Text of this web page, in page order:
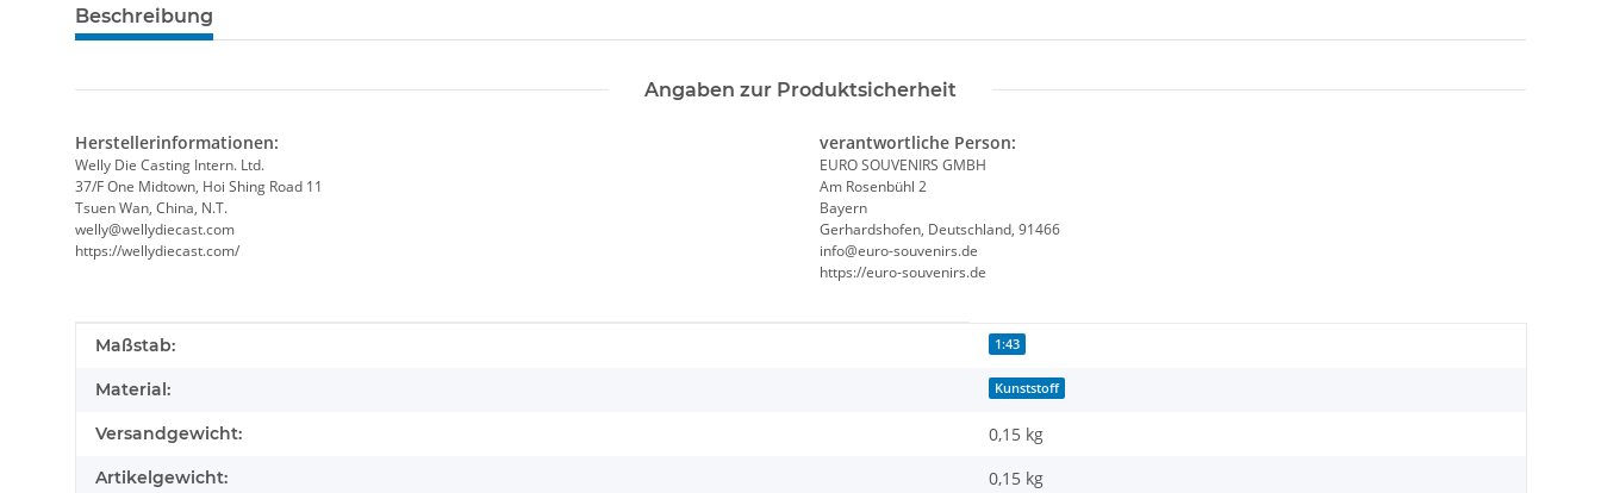
Beschreibung
Angaben zur Produktsicherheit
Herstellerinformationen:
Welly Die Casting Intern. Ltd.
37/F One Midtown, Hoi Shing Road 11
Tsuen Wan, China, N.T.
welly@wellydiecast.com
https://wellydiecast.com/
verantwortliche Person:
EURO SOUVENIRS GMBH
Am Rosenbühl 2
Bayern
Gerhardshofen, Deutschland, 91466
info@euro-souvenirs.de
https://euro-souvenirs.de
Produkteigenschaft
Wert
Maßstab: 1:43
Material: Kunststoff
Versandgewicht: 0,15 kg
Artikelgewicht: 0,15 kg